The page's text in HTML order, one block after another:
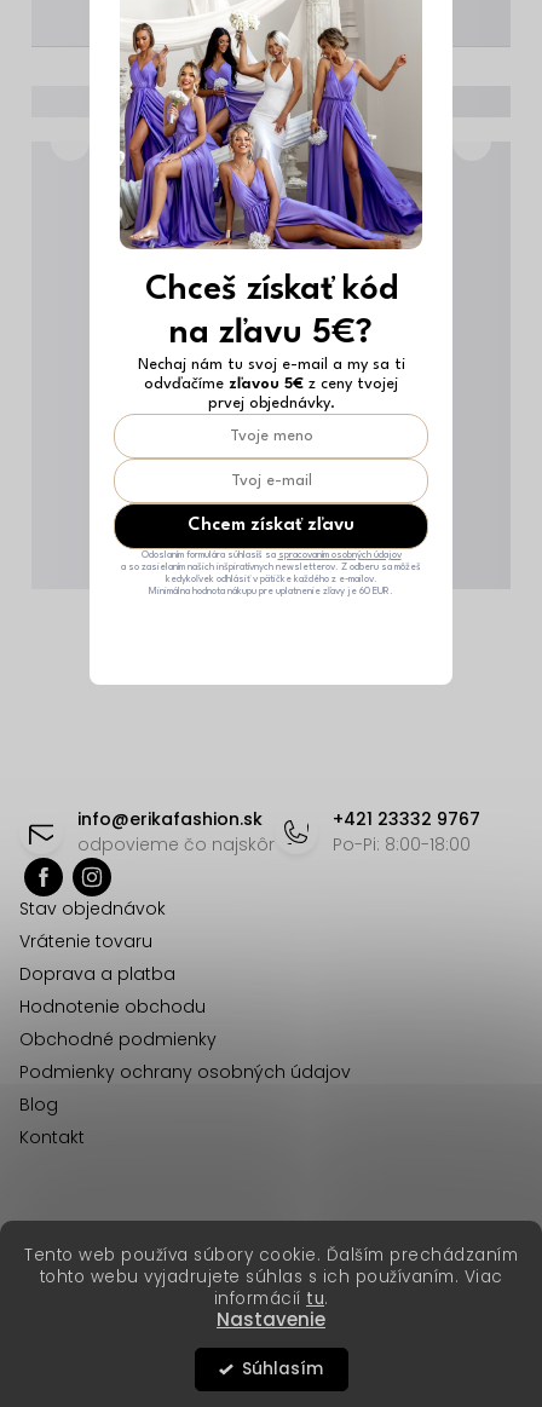
Tento web používa súbory cookie. Ďalším prechádzaním
tohto webu vyjadrujete súhlas s ich používaním. Viac
informácií tu.
Nastavenie
Súhlasím
info@erikafashion.sk
odpovieme čo najskôr
+421 23332 9767
Po-Pi: 8:00-18:00
Stav objednávok
Vrátenie tovaru
Doprava a platba
Hodnotenie obchodu
Obchodné podmienky
Podmienky ochrany osobných údajov
Blog
Kontakt
Vytvoril Shoptet Premium
Copyright 2026Erika Fashion. Všetky práva vyhradené.
erikafashion.cz
Chceš získať kód
na zľavu 5€?
Nechaj nám tu svoj e-mail a my sa ti
odvďačíme zľavou 5€ z ceny tvojej
prvej objednávky.
Chcem získať zľavu
Odoslaním formulára súhlasíš sa spracovaním osobných údajov
a so zasielaním našich inšpiratívnych newsletterov. Z odberu sa môžeš
kedykoľvek odhlásiť v pätičke každého z e-mailov.
Minimálna hodnota nákupu pre uplatnenie zľavy je 60 EUR.